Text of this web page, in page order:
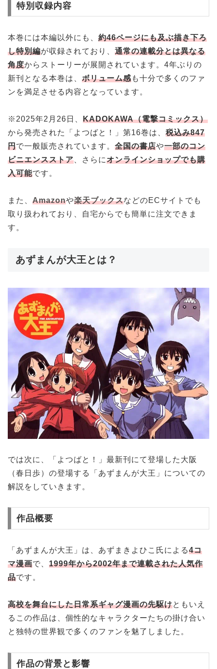
特別収録内容
本巻には本編以外にも、 約46ページにも及ぶ描き下ろ
し特別編が収録されており、 通常の連載分とは異なる
角度からストーリーが展開されています。4年ぶりの
新刊となる本巻は、 ボリューム感も十分で多くのファ
ンを満足させる内容となっています。
※2025年2月26日、 KADOKAWA（電撃コミックス）
から発売された「よつばと！」第16巻は、 税込み847
円で一般販売されています。 全国の書店や一部のコン
ビニエンスストア 、さらにオンラインショップでも購
入可能です。
また、 Amazonや楽天ブックスなどのECサイトでも
取り扱われており、自宅からでも簡単に注文できま
す。
あずまんが大王とは？
では次に、「よつばと！」最新刊にて登場した大阪
（春日歩）の登場する「あずまんが大王」についての
解説をしていきます。
作品概要
「あずまんが大王」は、あずまきよひこ氏による4コ
マ漫画で、 1999年から2002年まで連載された人気作
品です。
高校を舞台にした日常系ギャグ漫画の先駆けともいえ
るこの作品は、個性的なキャラクターたちの掛け合い
と独特の世界観で多くのファンを魅了しました。
作品の背景と影響